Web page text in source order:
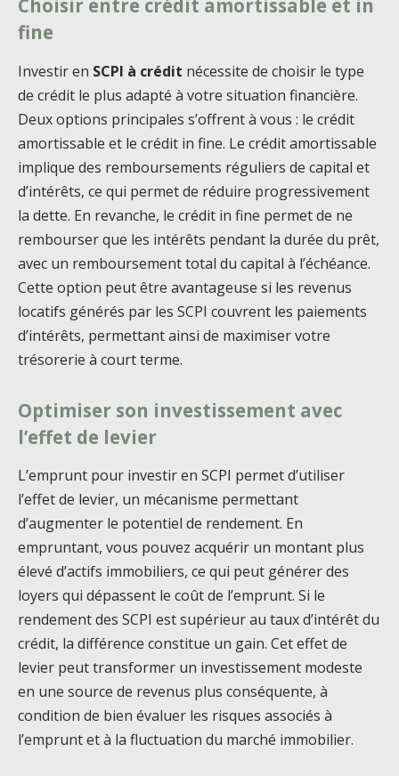
Choisir entre crédit amortissable et in
fine
Investir en SCPI à crédit nécessite de choisir le type
de crédit le plus adapté à votre situation financière.
Deux options principales s’offrent à vous : le crédit
amortissable et le crédit in fine. Le crédit amortissable
implique des remboursements réguliers de capital et
d’intérêts, ce qui permet de réduire progressivement
la dette. En revanche, le crédit in fine permet de ne
rembourser que les intérêts pendant la durée du prêt,
avec un remboursement total du capital à l’échéance.
Cette option peut être avantageuse si les revenus
locatifs générés par les SCPI couvrent les paiements
d’intérêts, permettant ainsi de maximiser votre
trésorerie à court terme.
Optimiser son investissement avec
l’effet de levier
L’emprunt pour investir en SCPI permet d’utiliser
l’effet de levier, un mécanisme permettant
d’augmenter le potentiel de rendement. En
empruntant, vous pouvez acquérir un montant plus
élevé d’actifs immobiliers, ce qui peut générer des
loyers qui dépassent le coût de l’emprunt. Si le
rendement des SCPI est supérieur au taux d’intérêt du
crédit, la différence constitue un gain. Cet effet de
levier peut transformer un investissement modeste
en une source de revenus plus conséquente, à
condition de bien évaluer les risques associés à
l’emprunt et à la fluctuation du marché immobilier.